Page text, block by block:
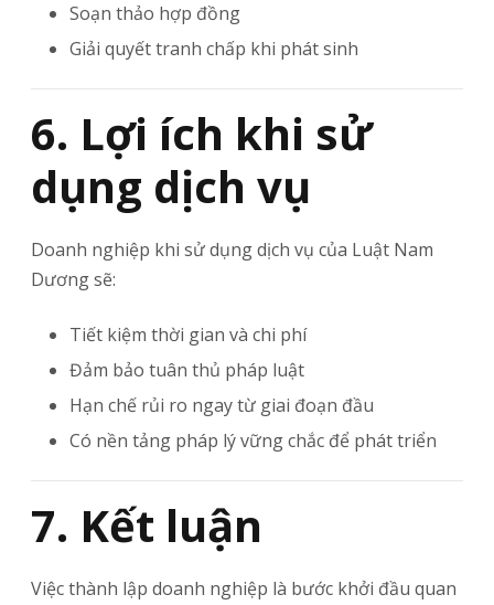
Soạn thảo hợp đồng
Giải quyết tranh chấp khi phát sinh
6. Lợi ích khi sử
dụng dịch vụ
Doanh nghiệp khi sử dụng dịch vụ của Luật Nam
Dương sẽ:
Tiết kiệm thời gian và chi phí
Đảm bảo tuân thủ pháp luật
Hạn chế rủi ro ngay từ giai đoạn đầu
Có nền tảng pháp lý vững chắc để phát triển
7. Kết luận
Việc thành lập doanh nghiệp là bước khởi đầu quan